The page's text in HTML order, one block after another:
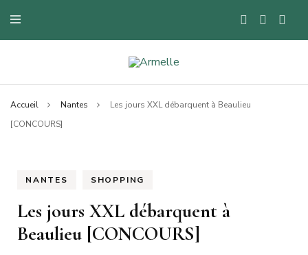
Armelle
Blog mode à Nantes, lifestyle, beauté et bons plans.
Accueil Nantes
Les jours XXL débarquent à Beaulieu
[CONCOURS]
NANTES SHOPPING
Les jours XXL débarquent à
Beaulieu [CONCOURS]